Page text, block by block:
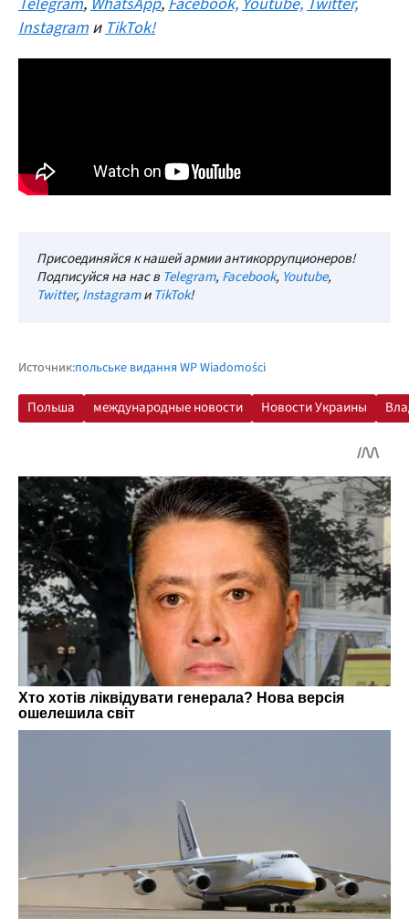
Instagram иTikTok!
Присоединяйся к нашей армии антикоррупционеров!
Подписуйся на нас в Telegram, Facebook, Youtube,
Twitter, InstagramиTikTok!
Источник:польське видання WP Wiadomości
Польша международные новости Новости Украины